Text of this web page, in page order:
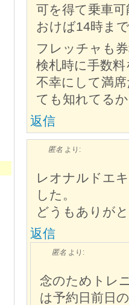
可を得て乗車
おけば14時ま
フレッチャも
検札時に手数
不幸にして満
ても知れてる
返信
匿名 より:
レオナルドエ
した。
どうもありが
返信
匿名 より:
念のためトレ
は予約日前日